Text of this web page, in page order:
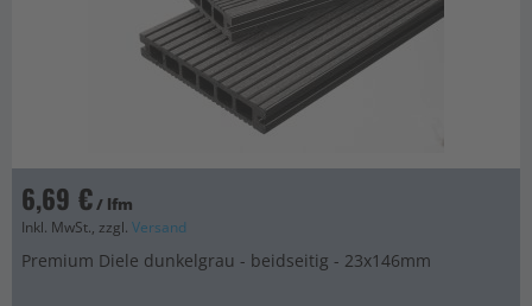
6,69 €/ lfm
Inkl. MwSt., zzgl. Versand
Premium Diele dunkelgrau - beidseitig - 23x146mm